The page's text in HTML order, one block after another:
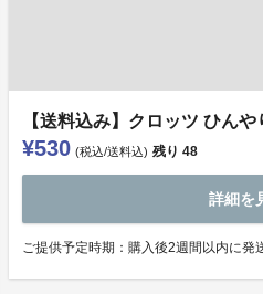
【送料込み】クロッツ ひん
¥530 (税込/送料込) 残り 48
詳細を
ご提供予定時期：購⼊後2週間以内に発